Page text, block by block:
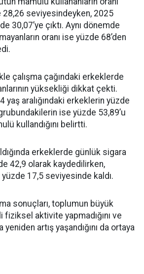
28,26 seviyesindeyken, 2025
30,07’ye çıktı. Aynı dönemde
oranı ise yüzde 68’den
çalışma çağındaki erkeklerde
yüksekliği dikkat çekti.
yaş aralığındaki erkeklerin yüzde
ise yüzde 53,89’u
kullandığını belirtti.
erkeklerde günlük sigara
42,9 olarak kaydedilirken,
yüzde 17,5 seviyesinde kaldı.
sonuçları, toplumun büyük
aktivite yapmadığını ve
artış yaşandığını da ortaya